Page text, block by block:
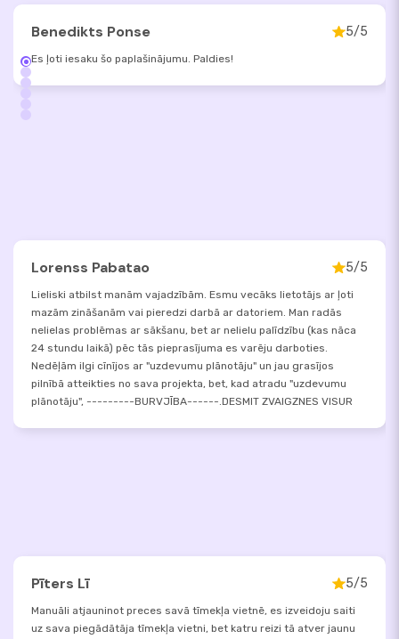
Benedikts Ponse 5/5
Es ļoti iesaku šo paplašinājumu. Paldies!
Lorenss Pabatao 5/5
Lieliski atbilst manām vajadzībām. Esmu vecāks lietotājs ar ļoti
mazām zināšanām vai pieredzi darbā ar datoriem. Man radās
nelielas problēmas ar sākšanu, bet ar nelielu palīdzību (kas nāca
24 stundu laikā) pēc tās pieprasījuma es varēju darboties.
Nedēļām ilgi cīnījos ar "uzdevumu plānotāju" un jau grasījos
pilnībā atteikties no sava projekta, bet, kad atradu "uzdevumu
plānotāju", ---------BURVJĪBA------.DESMIT ZVAIGZNES VISUR
Pīters Lī 5/5
Manuāli atjauninot preces savā tīmekļa vietnē, es izveidoju saiti
uz sava piegādātāja tīmekļa vietni, bet katru reizi tā atver jaunu